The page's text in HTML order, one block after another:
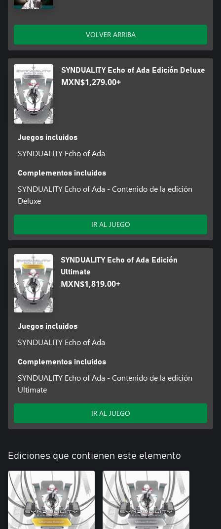
VOLVER ARRIBA
SYNDUALITY Echo of Ada Edición Deluxe
MXN$1,279.00+
Juegos incluidos
SYNDUALITY Echo of Ada
Complementos incluidos
SYNDUALITY Echo of Ada - Contenido de la edición
Deluxe
IR AL JUEGO
SYNDUALITY Echo of Ada Edición
Ultimate
MXN$1,819.00+
Juegos incluidos
SYNDUALITY Echo of Ada
Complementos incluidos
SYNDUALITY Echo of Ada - Contenido de la edición
Ultimate
IR AL JUEGO
Ediciones que contienen este elemento